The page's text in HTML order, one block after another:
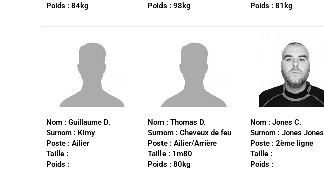
Poids : 84kg
Poids : 98kg
Poids : 81kg
Nom : Guillaume D.
Surnom : Kimy
Poste : Ailier
Taille :
Poids :
Nom : Thomas D.
Surnom : Cheveux de feu
Poste : Ailier/Arrière
Taille : 1m80
Poids : 80kg
Nom : Jones C.
Surnom : Jones Jones
Poste : 2ème ligne
Taille :
Poids :